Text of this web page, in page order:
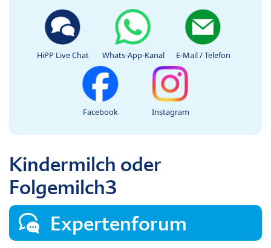
HiPP Live Chat Whats-App-Kanal E-Mail / Telefon
Facebook Instagram
Kindermilch oder
Folgemilch3
Expertenforum